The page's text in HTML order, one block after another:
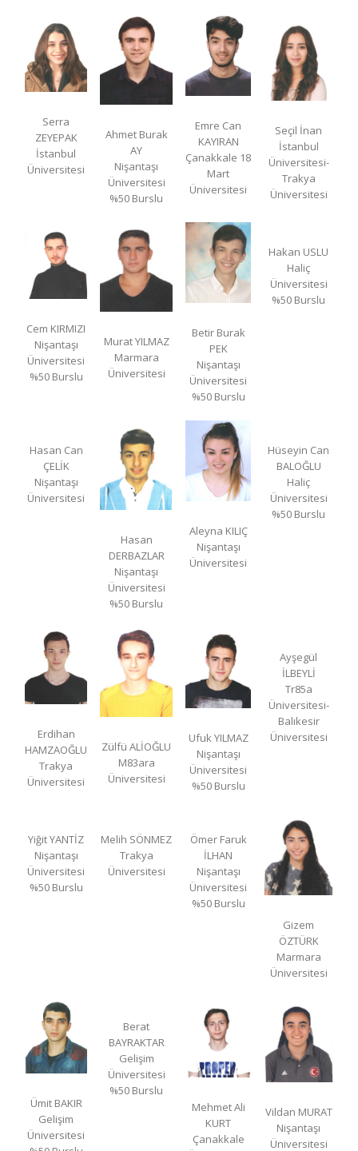
Serra
ZEYEPAK
İstanbul
Üniversitesi
Ahmet Burak
AY
Nişantaşı
Üniversitesi
%50 Burslu
Emre Can
KAYIRAN
Çanakkale 18
Mart
Üniversitesi
Seçil İnan
İstanbul
Üniversitesi-
Trakya
Üniversitesi
Cem KIRMIZI
Nişantaşı
Üniversitesi
%50 Burslu
Murat YILMAZ
Marmara
Üniversitesi
Betir Burak
PEK
Nişantaşı
Üniversitesi
%50 Burslu
Hakan USLU
Haliç
Üniversitesi
%50 Burslu
Hasan Can
ÇELİK
Nişantaşı
Üniversitesi
Hasan
DERBAZLAR
Nişantaşı
Üniversitesi
%50 Burslu
Aleyna KILIÇ
Nişantaşı
Üniversitesi
Hüseyin Can
BALOĞLU
Haliç
Üniversitesi
%50 Burslu
Erdihan
HAMZAOĞLU
Trakya
Üniversitesi
Zülfü ALİOĞLU
M83ara
Üniversitesi
Ufuk YILMAZ
Nişantaşı
Üniversitesi
%50 Burslu
Ayşegül
İLBEYLİ
Tr85a
Üniversitesi-
Balıkesir
Üniversitesi
Yiğit YANTİZ
Nişantaşı
Üniversitesi
%50 Burslu
Melih SÖNMEZ
Trakya
Üniversitesi
Ömer Faruk
İLHAN
Nişantaşı
Üniversitesi
%50 Burslu
Gizem
ÖZTÜRK
Marmara
Üniversitesi
Ümit BAKIR
Gelişim
Üniversitesi
Berat
BAYRAKTAR
Gelişim
Üniversitesi
%50 Burslu
Mehmet Ali
KURT
Çanakkale
Vildan MURAT
Nişantaşı
Üniversitesi